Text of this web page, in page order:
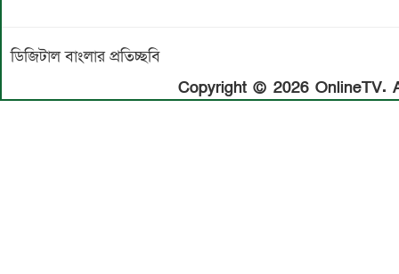
ডিজিটাল বাংলার প্রতিচ্ছবি
Copyright © 2026 OnlineTV.